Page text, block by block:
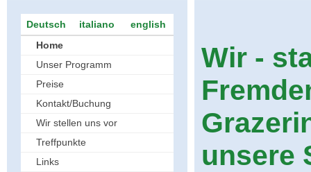
Deutsch italiano
english
Home
Unser Programm
Preise
Kontakt/Buchung
Wir stellen uns vor
Treffpunkte
Links
Wir -
unsere